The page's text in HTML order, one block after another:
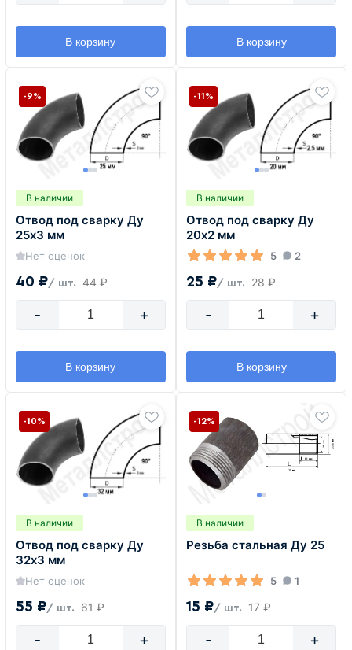
В корзину В корзину
В наличии
Отвод под сварку Ду
25х3 мм
Нет оценок
40 ₽/ шт. 44 ₽
-9%
- +
В корзину
В наличии
Отвод под сварку Ду
20х2 мм
5 2
25 ₽/ шт. 28 ₽
-11%
- +
В корзину
В наличии
Отвод под сварку Ду
32х3 мм
Нет оценок
55 ₽/ шт. 61 ₽
-10%
- +
В наличии
Резьба стальная Ду 25
5 1
15 ₽/ шт. 17 ₽
-12%
- +